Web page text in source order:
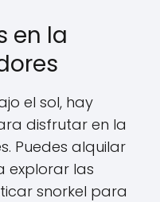
en la
el sol, hay
disfrutar en la
Puedes alquilar
explorar las
snorkel para